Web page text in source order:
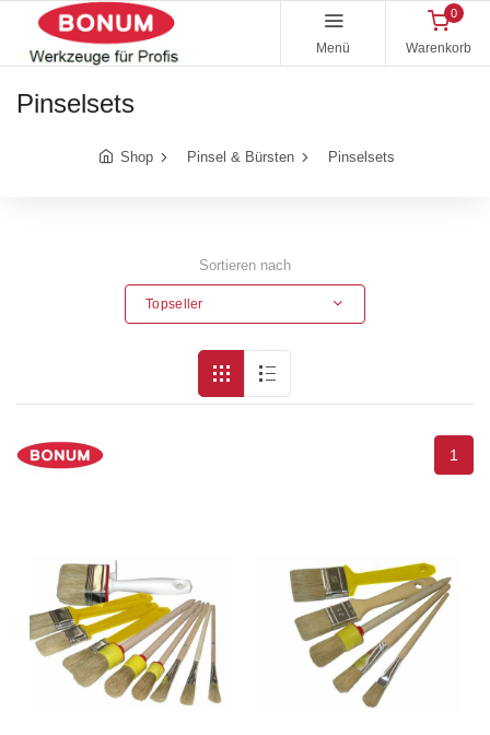
Menü
0
Warenkorb
Pinselsets
Shop Pinsel & Bürsten Pinselsets
Sortieren nach
Topseller
1